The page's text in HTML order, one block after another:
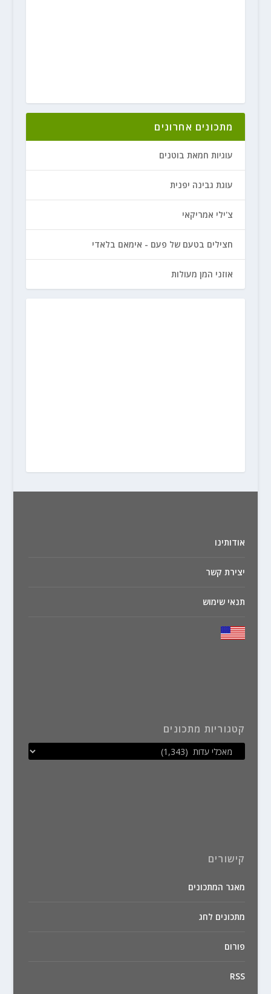
מתכונים אחרונים
עוגיות חמאת בוטנים
עוגת גבינה יפנית
צ'ילי אמריקאי
חצילים בטעם של פעם - אימאם בלאדי
אוזני המן מעולות
אודותינו
יצירת קשר
תנאי שימוש
קטגוריות מתכונים
קישורים
מאגר המתכונים
מתכונים לחג
פורום
RSS